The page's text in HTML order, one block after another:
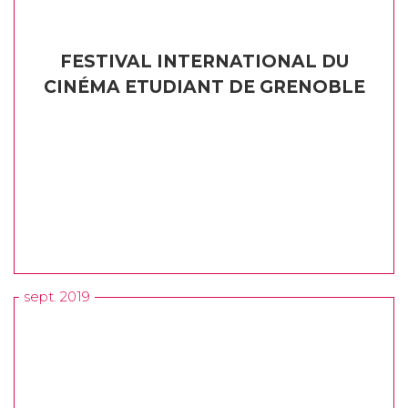
FESTIVAL INTERNATIONAL DU
CINÉMA ETUDIANT DE GRENOBLE
sept. 2019